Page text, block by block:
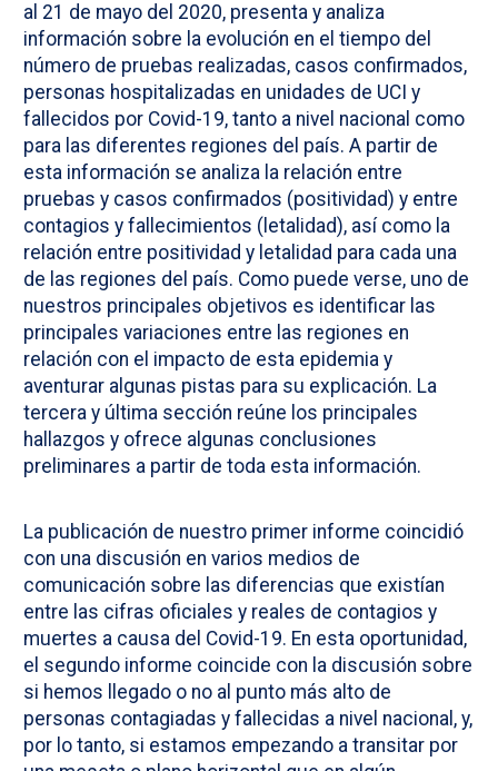
al 21 de mayo del 2020, presenta y analiza
información sobre la evolución en el tiempo del
número de pruebas realizadas, casos confirmados,
personas hospitalizadas en unidades de UCI y
fallecidos por Covid-19, tanto a nivel nacional como
para las diferentes regiones del país. A partir de
esta información se analiza la relación entre
pruebas y casos confirmados (positividad) y entre
contagios y fallecimientos (letalidad), así como la
relación entre positividad y letalidad para cada una
de las regiones del país. Como puede verse, uno de
nuestros principales objetivos es identificar las
principales variaciones entre las regiones en
relación con el impacto de esta epidemia y
aventurar algunas pistas para su explicación. La
tercera y última sección reúne los principales
hallazgos y ofrece algunas conclusiones
preliminares a partir de toda esta información.
La publicación de nuestro primer informe coincidió
con una discusión en varios medios de
comunicación sobre las diferencias que existían
entre las cifras oficiales y reales de contagios y
muertes a causa del Covid-19. En esta oportunidad,
el segundo informe coincide con la discusión sobre
si hemos llegado o no al punto más alto de
personas contagiadas y fallecidas a nivel nacional, y,
por lo tanto, si estamos empezando a transitar por